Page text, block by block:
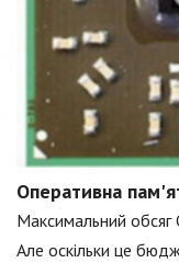
Оперативна
Максимальний
Але оскільки це